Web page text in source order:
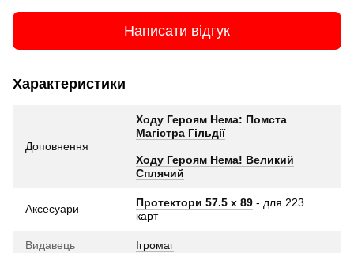
Написати відгук
Характеристики
Доповнення
Ходу Героям Нема: Помста
Магістра Гільдії
Ходу Героям Нема! Великий
Сплячий
Аксесуари Протектори 57.5 х 89 - для 223
карт
Видавець Ігромаг